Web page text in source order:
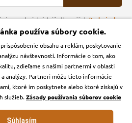
údajov
a Google Analytics
osobních údajů dle našichPodmínek
sieťach
používa súbory cookie.
obsahu a reklám, poskytovanie
návštevnosti. Informácie o tom, ako
zdieľame s našimi partnermi v oblasti
analýzy. Partneri môžu tieto informácie
ktoré im poskytnete alebo ktoré získajú v
služieb.Zásady používania súborov cookie
Súhlasím